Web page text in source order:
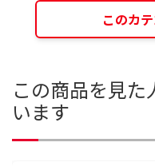
このカ
この商品を見
います